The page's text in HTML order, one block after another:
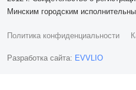
Минским городским
Политика конфиденциальности
Разработка сайта: EVVLIO